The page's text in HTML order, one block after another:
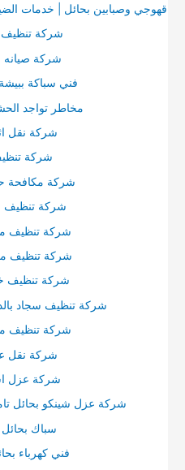
قهوجي وصبابين بحائل | خدمات
شركة تنظيف
شركة صيانه
فني سباكة ببيشة 0566371961
مخاطر تواجد
شركة نقل
شركة
شركة مكافحة
شركة تنظيف
شركة تنظيف
شركة تنظيف
شركة تنظيف
شركة تنظيف سجاد
شركة تنظيف
شركة نقل
شركة عزل
شركة عزل شينكو بحائل تامين
سباك
فني كهرباء